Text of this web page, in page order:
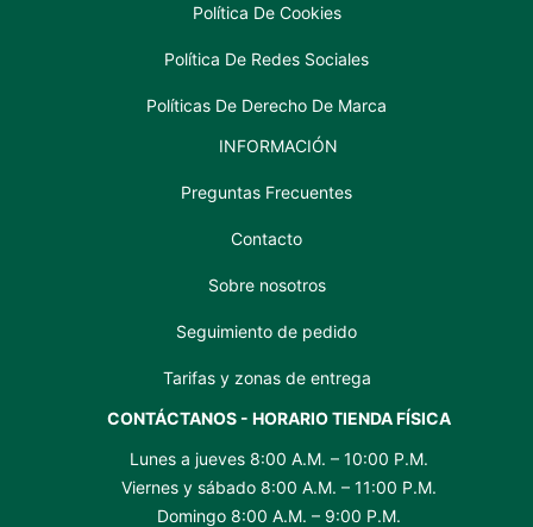
Política De Cookies
Política De Redes Sociales
Políticas De Derecho De Marca
INFORMACIÓN
Preguntas Frecuentes
Contacto
Sobre nosotros
Seguimiento de pedido
Tarifas y zonas de entrega
CONTÁCTANOS - HORARIO TIENDA FÍSICA
Lunes a jueves 8:00 A.M. – 10:00 P.M.
Viernes y sábado 8:00 A.M. – 11:00 P.M.
Domingo 8:00 A.M. – 9:00 P.M.